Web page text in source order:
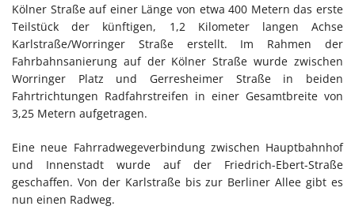
Kölner Straße auf einer Länge von etwa 400 Metern das erste
Teilstück der künftigen, 1,2 Kilometer langen Achse
Karlstraße/Worringer Straße erstellt. Im Rahmen der
Fahrbahnsanierung auf der Kölner Straße wurde zwischen
Worringer Platz und Gerresheimer Straße in beiden
Fahrtrichtungen Radfahrstreifen in einer Gesamtbreite von
3,25 Metern aufgetragen.
Eine neue Fahrradwegeverbindung zwischen Hauptbahnhof
und Innenstadt wurde auf der Friedrich-Ebert-Straße
geschaffen. Von der Karlstraße bis zur Berliner Allee gibt es
nun einen Radweg.